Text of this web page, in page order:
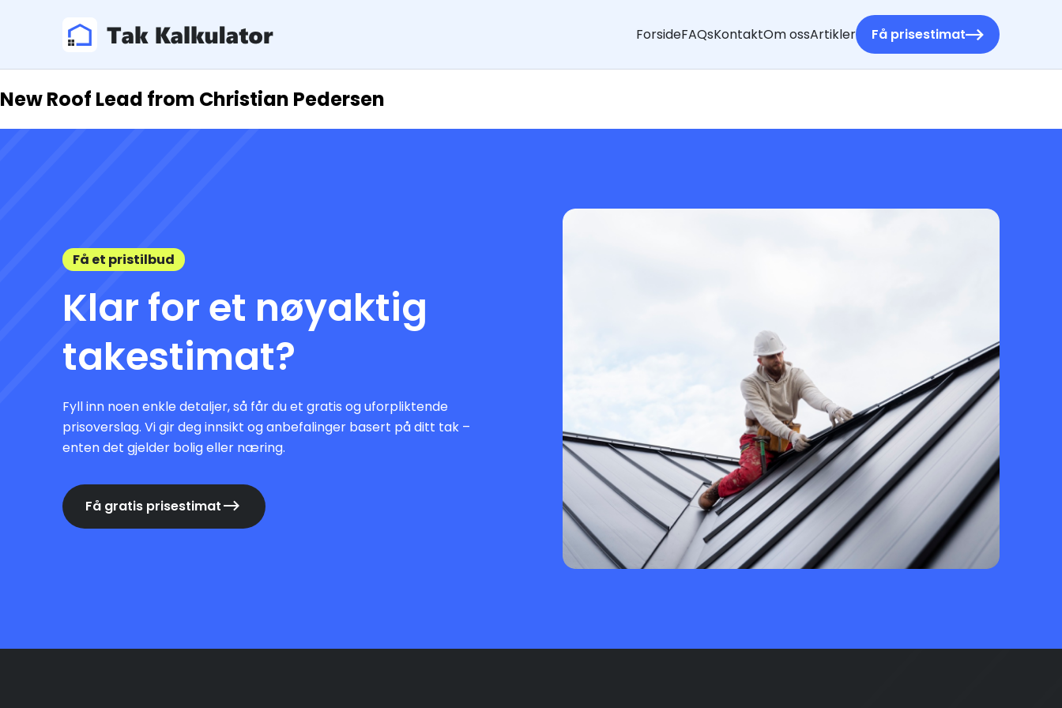
ForsideFAQsKontaktOm ossArtikler Få prisestimat
New Roof Lead from Christian Pedersen
Få et pristilbud
Klar for et nøyaktig
takestimat?
Fyll inn noen enkle detaljer, så får du et gratis og uforpliktende
prisoverslag. Vi gir deg innsikt og anbefalinger basert på ditt tak –
enten det gjelder bolig eller næring.
Få gratis prisestimat